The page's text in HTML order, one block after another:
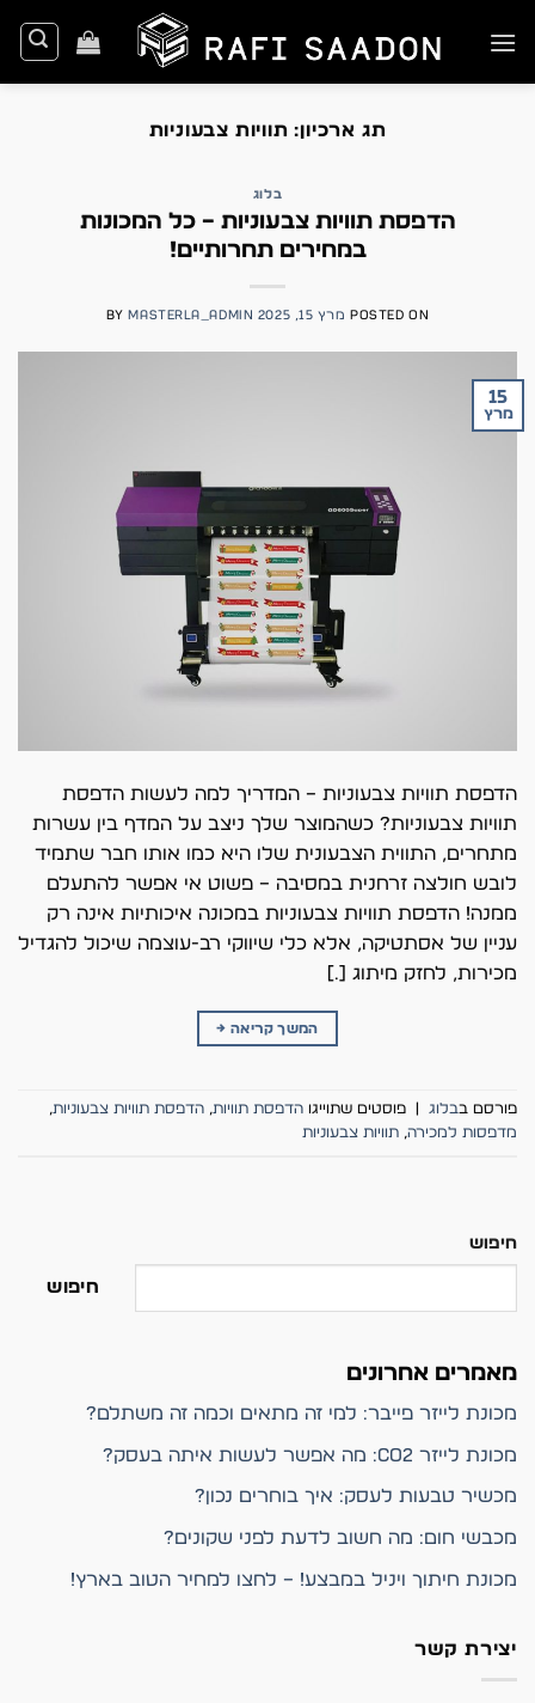
to
תג ארכיון: תוויות צבעוניות
בלוג
הדפסת תוויות צבעוניות – כל המכונות
במחירים תחרותיים!
POSTED ON מרץ 15, 2025 BY MASTERLA_ADMIN
15
מרץ
הדפסת תוויות צבעוניות – המדריך למה לעשות הדפסת
תוויות צבעוניות? כשהמוצר שלך ניצב על המדף בין עשרות
מתחרים, התווית הצבעונית שלו היא כמו אותו חבר שתמיד
לובש חולצה זרחנית במסיבה – פשוט אי אפשר להתעלם
ממנה! הדפסת תוויות צבעוניות במכונה איכותיות אינה רק
עניין של אסתטיקה, אלא כלי שיווקי רב-עוצמה שיכול להגדיל
מכירות, לחזק מיתוג […]
המשך קריאה →
פורסם בבלוג פוסטים שתוייגו הדפסת תוויות, הדפסת תוויות צבעוניות,
מדפסות למכירה, תוויות צבעוניות
חיפוש
חיפוש
מאמרים אחרונים
מכונת לייזר פייבר: למי זה מתאים וכמה זה משתלם?
מכונת לייזר CO2: מה אפשר לעשות איתה בעסק?
מכשיר טבעות לעסק: איך בוחרים נכון?
מכבשי חום: מה חשוב לדעת לפני שקונים?
מכונת חיתוך ויניל במבצע! – לחצו למחיר הטוב בארץ!
יצירת קשר